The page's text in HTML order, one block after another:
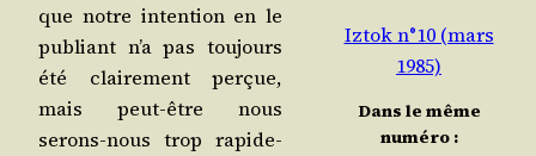
que notre inten­tion en le
publiant n’a pas tou­jours
été clai­re­ment per­çue,
mais peut-être nous
serons-nous trop rapi­de­
Iztok n°10 (mars
1985)
Dans le même
numéro :